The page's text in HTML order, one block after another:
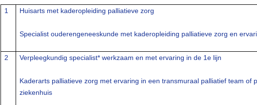
1 Huisarts met kaderopleiding palliatieve zorg
Specialist ouderengeneeskunde met kaderopleiding palliatieve zorg en
2 Verpleegkundig specialist* werkzaam en met ervaring in de 1e lijn
Kaderarts palliatieve zorg met ervaring in een transmuraal palliatief team of
ziekenhuis